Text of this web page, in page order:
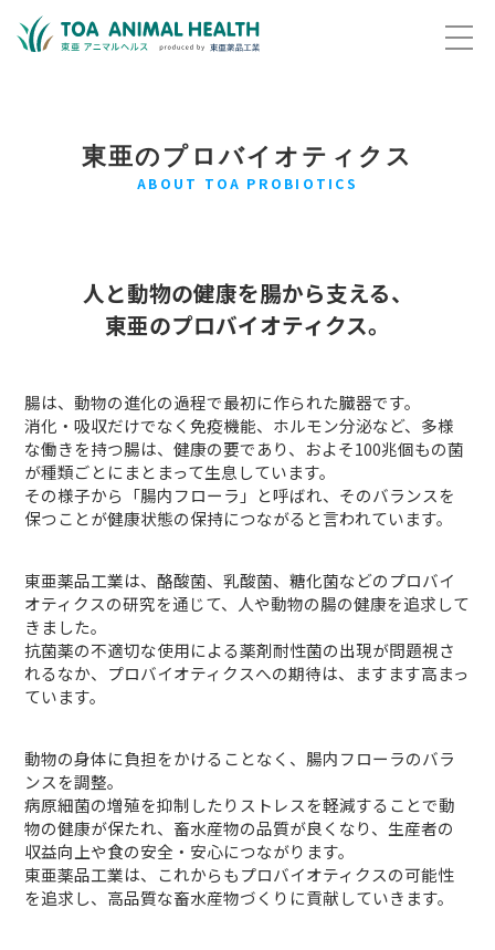
東亜のプロバイオティクス
ABOUT TOA PROBIOTICS
人と動物の健康を腸から支える、
東亜のプロバイオティクス。
腸は、動物の進化の過程で最初に作られた臓器です。
消化・吸収だけでなく免疫機能、ホルモン分泌など、多様
な働きを持つ腸は、健康の要であり、およそ100兆個もの菌
が種類ごとにまとまって生息しています。
その様子から「腸内フローラ」と呼ばれ、そのバランスを
保つことが健康状態の保持につながると言われています。
東亜薬品工業は、酪酸菌、乳酸菌、糖化菌などのプロバイ
オティクスの研究を通じて、人や動物の腸の健康を追求して
きました。
抗菌薬の不適切な使用による薬剤耐性菌の出現が問題視さ
れるなか、 プロバイオティクスへの期待は、ますます高まっ
ています。
動物の身体に負担をかけることなく、腸内フローラのバラ
ンスを調整。
病原細菌の増殖を抑制したりストレスを軽減することで動
物の健康が保たれ、 畜水産物の品質が良くなり、生産者の
収益向上や食の安全・安心につながります。
東亜薬品工業は、これからもプロバイオティクスの可能性
を追求し、 高品質な畜水産物づくりに貢献していきます。